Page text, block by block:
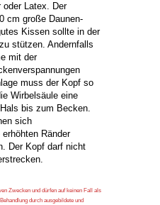
oder Latex. Der
cm große Daunen-
Kissen sollte in der
stützen. Andernfalls
mit der
muss der Kopf so
Wirbelsäule eine
bis zum Becken.
sich
Ränder
Der Kopf darf nicht
Zwecken und dürfen auf keinen Fall als
durch ausgebildete und